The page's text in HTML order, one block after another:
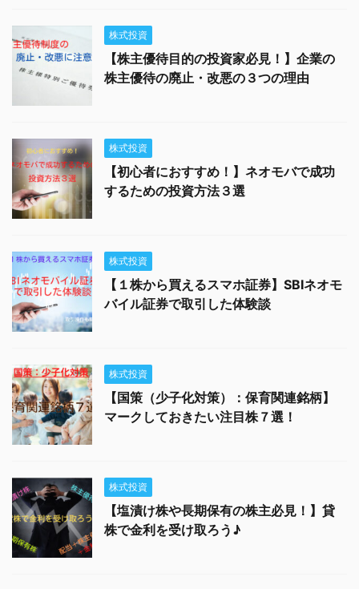
株式投資
【株主優待目的の投資家必見！】企業の
株主優待の廃止・改悪の３つの理由
株式投資
【初心者におすすめ！】ネオモバで成功
するための投資方法３選
株式投資
【１株から買えるスマホ証券】SBIネオモ
バイル証券で取引した体験談
株式投資
【国策（少子化対策）：保育関連銘柄】
マークしておきたい注目株７選！
株式投資
【塩漬け株や長期保有の株主必見！】貸
株で金利を受け取ろう♪